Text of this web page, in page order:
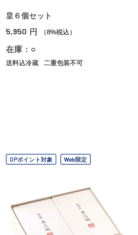
皇６個セット
5,950 円 （8%税込）
在庫：○
送料込冷蔵 二重包装不可
OPポイント対象 Web限定